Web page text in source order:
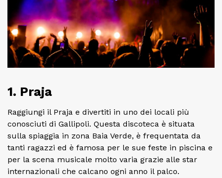
1. Praja
Raggiungi il Praja e divertiti in uno dei locali più
conosciuti di Gallipoli. Questa discoteca è situata
sulla spiaggia in zona Baia Verde, è frequentata da
tanti ragazzi ed è famosa per le sue feste in piscina e
per la scena musicale molto varia grazie alle star
internazionali che calcano ogni anno il palco.